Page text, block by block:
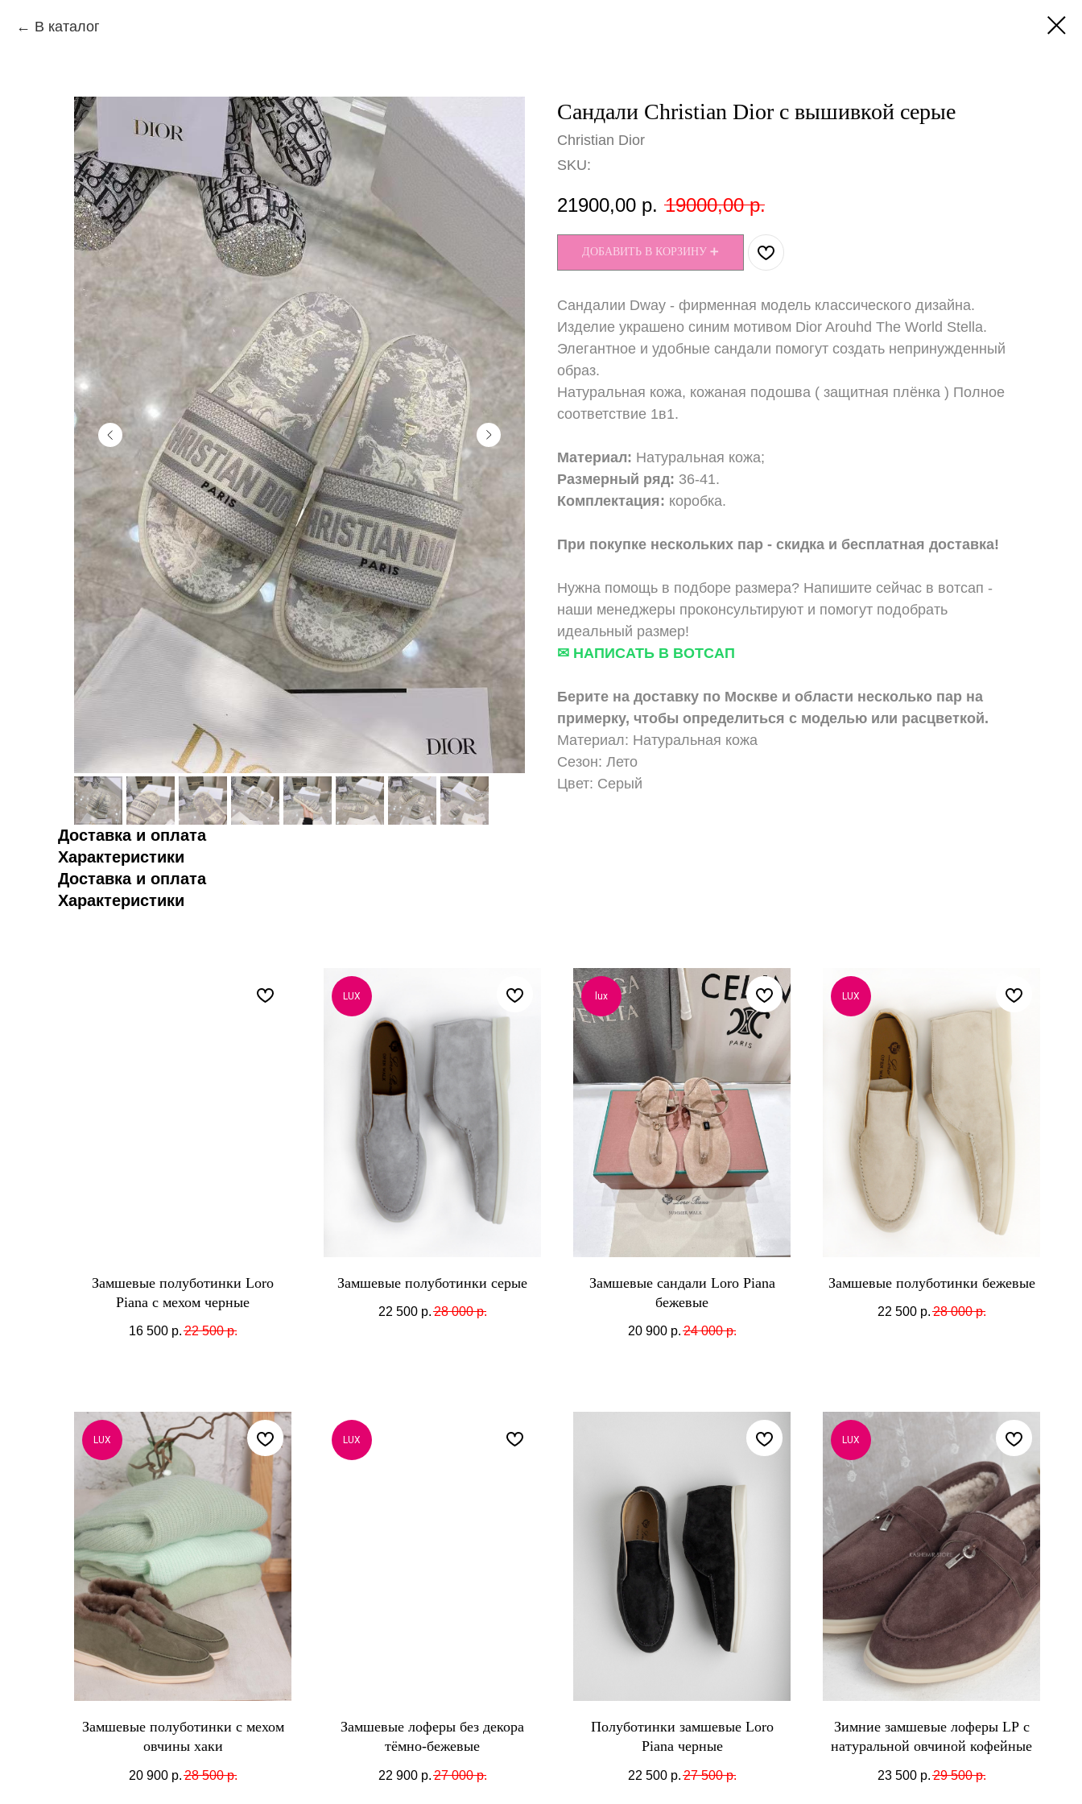
В каталог
Сандали Christian Dior с вышивкой серые
Christian Dior
SKU:
21900,00 р. 19000,00 р.
ДОБАВИТЬ В КОРЗИНУ ➕
Сандалии Dway - фирменная модель классического дизайна.
Изделие украшено синим мотивом Dior Arouhd The World Stella.
Элегантное и удобные сандали помогут создать непринужденный
образ.
Натуральная кожа, кожаная подошва ( защитная плёнка ) Полное
соответствие 1в1.
Материал: Натуральная кожа;
Размерный ряд: 36-41.
Комплектация: коробка.
При покупке нескольких пар - скидка и бесплатная доставка!
Нужна помощь в подборе размера? Напишите сейчас в вотсап -
наши менеджеры проконсультируют и помогут подобрать
идеальный размер!
✉ НАПИСАТЬ В ВОТСАП
Берите на доставку по Москве и области несколько пар на
примерку, чтобы определиться с моделью или расцветкой.
Материал: Натуральная кожа
Сезон: Лето
Цвет: Серый
Доставка и оплата
Характеристики
Доставка и оплата
Характеристики
Замшевые полуботинки Loro
Piana с мехом черные
16 500 р. 22 500 р.
LUX
Замшевые полуботинки серые
22 500 р. 28 000 р.
lux
Замшевые сандали Loro Piana
бежевые
20 900 р. 24 000 р.
LUX
Замшевые полуботинки бежевые
22 500 р. 28 000 р.
LUX
Замшевые полуботинки с мехом
овчины хаки
20 900 р. 28 500 р.
LUX
Замшевые лоферы без декора
тёмно-бежевые
22 900 р. 27 000 р.
Полуботинки замшевые Loro
Piana черные
22 500 р. 27 500 р.
LUX
Зимние замшевые лоферы LP с
натуральной овчиной кофейные
23 500 р. 29 500 р.